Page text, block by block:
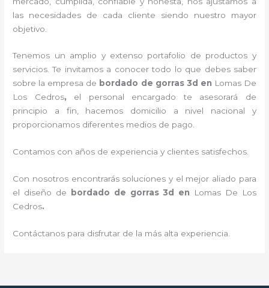
las necesidades de cada cliente siendo nuestro mayor
objetivo.
Tenemos un amplio y extenso portafolio de productos y
servicios. Te invitamos a conocer todo lo que debes saber
sobre la empresa de bordado de gorras 3d en Lomas De
Los Cedros, el personal encargado te asesorará de
principio a fin, hacemos domicilio a nivel nacional y
proporcionamos diferentes medios de pago.
Contamos con años de experiencia y clientes satisfechos.
Con nosotros encontrarás soluciones y el mejor aliado para
el diseño de
bordado de gorras 3d en
Lomas De Los
Cedros.
Contáctanos para disfrutar de la más alta experiencia.